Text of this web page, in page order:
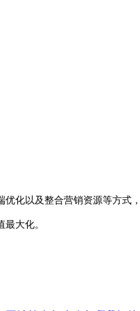
化以及整合营销资源等方式
大化。